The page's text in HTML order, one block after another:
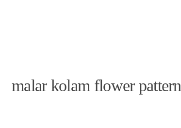
malar kolam flower pattern